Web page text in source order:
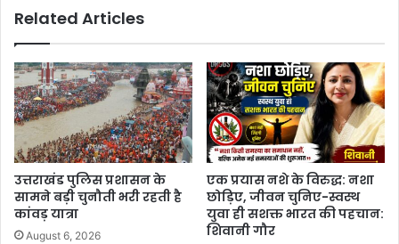
Related Articles
उत्तराखंड पुलिस प्रशासन के
सामने बड़ी चुनौती भरी रहती है
कांवड़ यात्रा
August 6, 2026
एक प्रयास नशे के विरुद्ध: नशा
छोड़िए, जीवन चुनिए-स्वस्थ
युवा ही सशक्त भारत की पहचान:
शिवानी गौर